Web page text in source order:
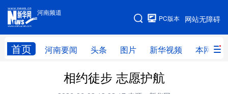
河南频道
网站无障碍
PC版本
首页 河南要闻 头条 图片 新华视频 本网原创
河南频道
网站地图
河南要闻
相约徒步 志愿护航